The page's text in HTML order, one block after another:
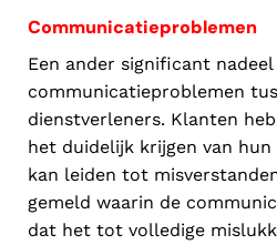
Communicatieproblemen
Een ander significant
communicatieproblemen
dienstverleners. Klanten
het duidelijk krijgen van
kan leiden tot
gemeld waarin de
dat het tot volledige